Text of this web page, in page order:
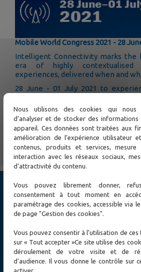
Mobile World Congress 2021 - 28
Intelligent Connectivity marks the
era of highly contextualised
experiences, delivered when and
28 June - 01 July 2021 to
To register...
← Previous
Products
Cybersecurity
Ethernet Switch
MPLS-TP and SONET / SDH, TDM E1/T1/PDH
Fiber Optic Access
Wireless
Test and measurement
Other solutions
Nous utilisons des cookies qui nous
d’analyser et de stocker des
appareil. Ces données sont traitées aux
amélioration de l’expérience utilisateur
contenus, produits et services, mesure
interaction avec les réseaux sociaux,
d’attractivité du contenu.
Vous pouvez librement donner,
consentement à tout moment en
paramétrage des cookies, accessible via
de page "Gestion des cookies".
Vous pouvez consentir à l’utilisation de
sur « Tout accepter »Ce site utilise des
déroulement de votre visite et de
d'audience. Il vous donne le contrôle sur
activer.